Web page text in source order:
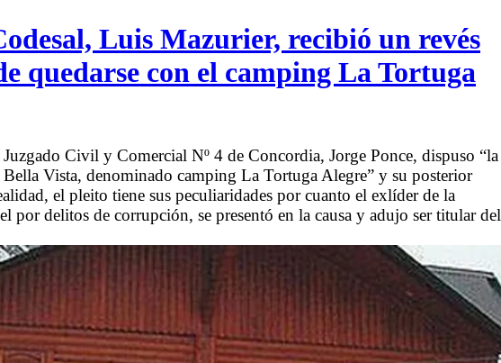
Luis Mazurier, recibió un revés
quedarse con el camping La Tortuga
Civil y Comercial Nº 4 de Concordia, Jorge Ponce, dispuso “la
Vista, denominado camping La Tortuga Alegre” y su posterior
el pleito tiene sus peculiaridades por cuanto el exlíder de la
por delitos de corrupción, se presentó en la causa y adujo ser titular del